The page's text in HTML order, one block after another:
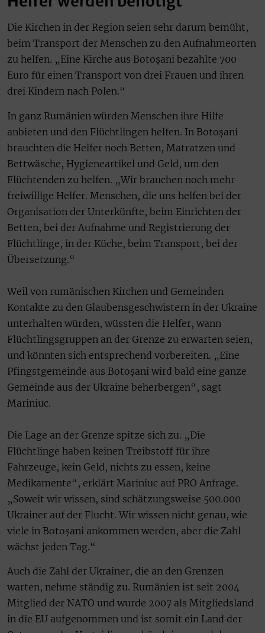
Die Kirchen in der Region seien sehr darum bemüht,
beim Transport der Menschen zu den Aufnahmeorten
zu helfen. „Eine Kirche aus Botoșani bezahlte 700
Euro für einen Transport von drei Frauen und ihren
drei Kindern nach Polen.“
In ganz Rumänien würden Menschen ihre Hilfe
anbieten und den Flüchtlingen helfen. In Botoșani
brauchten die Helfer noch Betten, Matratzen und
Bettwäsche, Hygieneartikel und Geld, um den
Flüchtenden zu helfen. „Wir brauchen noch mehr
freiwillige Helfer. Menschen, die uns helfen bei der
Organisation der Unterkünfte, beim Einrichten der
Betten, bei der Aufnahme und Registrierung der
Flüchtlinge, in der Küche, beim Transport, bei der
Übersetzung.“
Weil von rumänischen Kirchen und Gemeinden
Kontakte zu den Glaubensgeschwistern in der Ukraine
unterhalten würden, wüssten die Helfer, wann
Flüchtlingsgruppen an der Grenze zu erwarten seien,
und könnten sich entsprechend vorbereiten. „Eine
Pfingstgemeinde aus Botoșani wird bald eine ganze
Gemeinde aus der Ukraine beherbergen“, sagt
Mariniuc.
Die Lage an der Grenze spitze sich zu. „Die
Flüchtlinge haben keinen Treibstoff für ihre
Fahrzeuge, kein Geld, nichts zu essen, keine
Medikamente“, erklärt Mariniuc auf PRO Anfrage.
„Soweit wir wissen, sind schätzungsweise 500.000
Ukrainer auf der Flucht. Wir wissen nicht genau, wie
viele in Botoșani ankommen werden, aber die Zahl
wächst jeden Tag.“
Auch die Zahl der Ukrainer, die an den Grenzen
warten, nehme ständig zu. Rumänien ist seit 2004
Mitglied der NATO und wurde 2007 als Mitgliedsland
in die EU aufgenommen und ist somit ein Land der